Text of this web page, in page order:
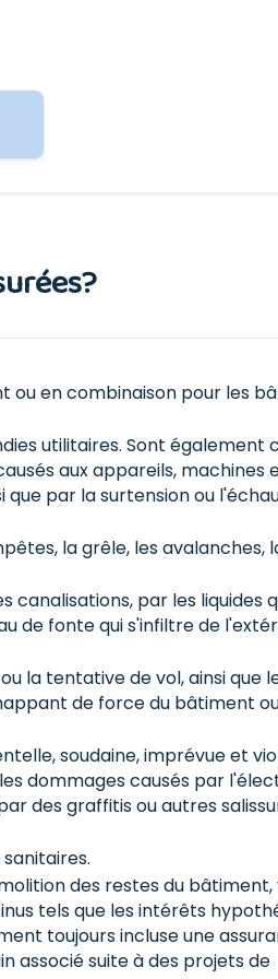
ou en combinaison pour les
utilitaires. Sont également
aux appareils, machines
par la surtension ou
la grêle, les avalanches,
canalisations, par les liquides
de fonte qui s'infiltre de
la tentative de vol, ainsi que
de force du bâtiment
soudaine, imprévue et
dommages causés par
des graffitis ou autres
des restes du
tels que les intérêts
toujours incluse une
associé suite à des projets de